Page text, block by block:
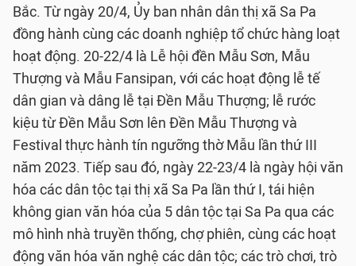
Bắc. Từ ngày 20/4, Ủy ban nhân dân thị xã Sa Pa
đồng hành cùng các doanh nghiệp tổ chức hàng loạt
hoạt động. 20-22/4 là Lễ hội đền Mẫu Sơn, Mẫu
Thượng và Mẫu Fansipan, với các hoạt động lễ tế
dân gian và dâng lễ tại Đền Mẫu Thượng; lễ rước
kiệu từ Đền Mẫu Sơn lên Đền Mẫu Thượng và
Festival thực hành tín ngưỡng thờ Mẫu lần thứ III
năm 2023. Tiếp sau đó, ngày 22-23/4 là ngày hội văn
hóa các dân tộc tại thị xã Sa Pa lần thứ I, tái hiện
không gian văn hóa của 5 dân tộc tại Sa Pa qua các
mô hình nhà truyền thống, chợ phiên, cùng các hoạt
động văn hóa văn nghệ các dân tộc; các trò chơi, trò